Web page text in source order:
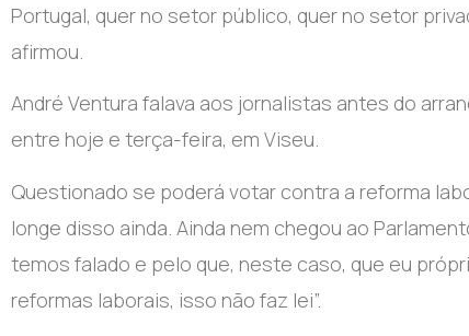
Portugal, quer no setor público, quer no setor
afirmou.
André Ventura falava aos jornalistas antes do
entre hoje e terça-feira, em Viseu.
Questionado se poderá votar contra a reforma
longe disso ainda. Ainda nem chegou ao
temos falado e pelo que, neste caso, que eu
reformas laborais, isso não faz lei”.